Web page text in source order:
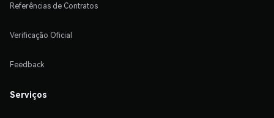
Referências de Contratos
Verificação Oficial
Feedback
Serviços